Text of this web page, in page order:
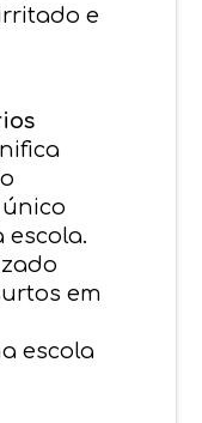
e
escola.
em
escola